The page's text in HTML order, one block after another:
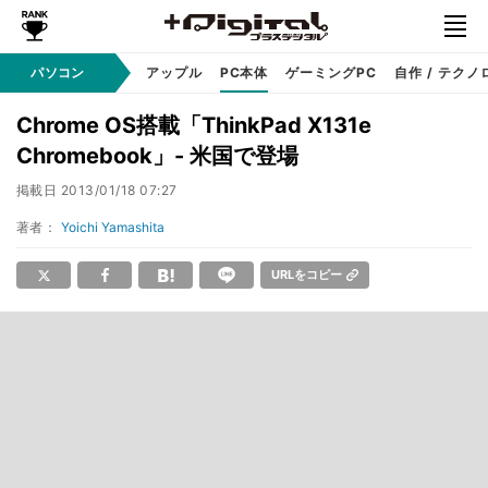
パソコンWindows アップル PC本体 ゲーミングPC 自作 / テクノ
Chrome OS搭載「ThinkPad X131e
Chromebook」- 米国で登場
掲載日 2013/01/18 07:27
著者： Yoichi Yamashita
URLをコピー